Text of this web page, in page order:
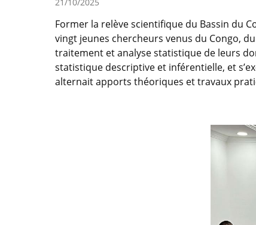
Former la relève scientifique du Bassin du
vingt jeunes chercheurs venus du Congo,
traitement et analyse statistique de leurs
statistique descriptive et inférentielle, et
alternait apports théoriques et travaux